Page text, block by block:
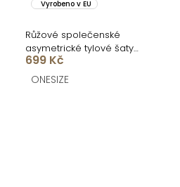
Vyrobeno v EU
Růžové společenské
asymetrické tylové šaty
ROCHIE
699 Kč
ONESIZE